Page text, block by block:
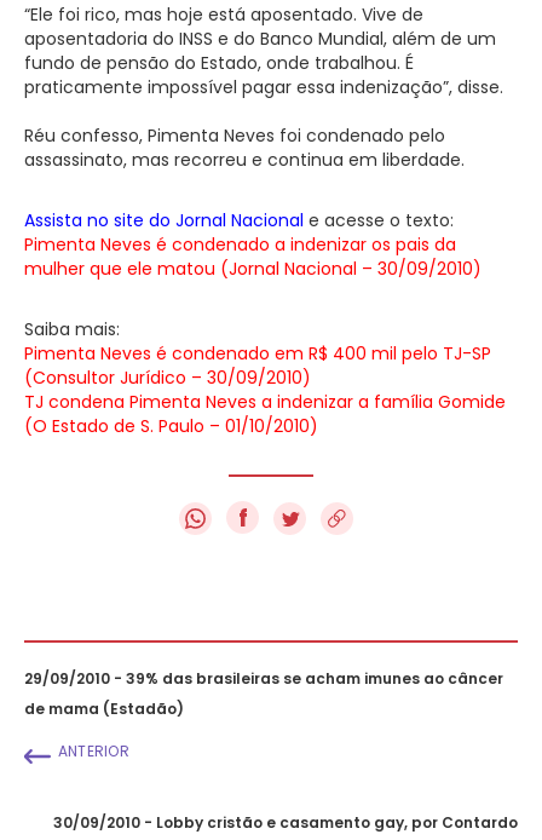
“Ele foi rico, mas hoje está aposentado. Vive de
aposentadoria do INSS e do Banco Mundial, além de um
fundo de pensão do Estado, onde trabalhou. É
praticamente impossível pagar essa indenização”, disse.
Réu confesso, Pimenta Neves foi condenado pelo
assassinato, mas recorreu e continua em liberdade.
Assista no site do Jornal Nacional e acesse o texto:
Pimenta Neves é condenado a indenizar os pais da
mulher que ele matou (Jornal Nacional – 30/09/2010)
Saiba mais:
Pimenta Neves é condenado em R$ 400 mil pelo TJ-SP
(Consultor Jurídico – 30/09/2010)
TJ condena Pimenta Neves a indenizar a família Gomide
(O Estado de S. Paulo – 01/10/2010)
f
29/09/2010 - 39% das brasileiras se acham imunes ao câncer
de mama (Estadão)
ANTERIOR
30/09/2010 - Lobby cristão e casamento gay, por Contardo